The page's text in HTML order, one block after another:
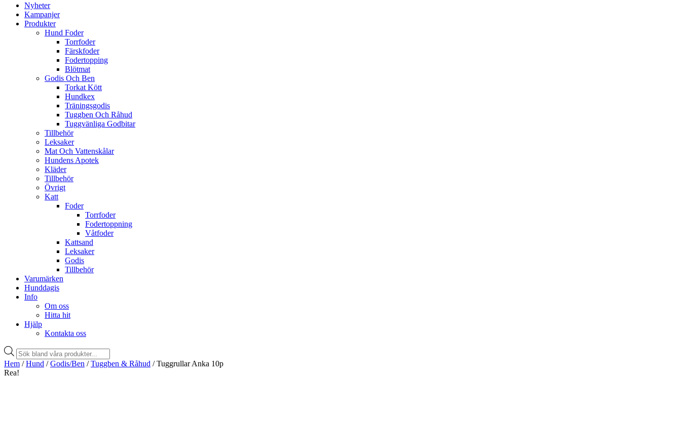
Nyheter
Kampanjer
Produkter
Hund Foder
Torrfoder
Färskfoder
Fodertopping
Blötmat
Godis Och Ben
Torkat Kött
Hundkex
Träningsgodis
Tuggben Och Råhud
Tuggvänliga Godbitar
Tillbehör
Leksaker
Mat Och Vattenskålar
Hundens Apotek
Kläder
Tillbehör
Övrigt
Katt
Foder
Torrfoder
Fodertoppning
Våtfoder
Kattsand
Leksaker
Godis
Tillbehör
Varumärken
Hunddagis
Info
Om oss
Hitta hit
Hjälp
Kontakta oss
Products
search
Hem /Hund /Godis/Ben /Tuggben & Råhud / Tuggrullar Anka 10p
Rea!